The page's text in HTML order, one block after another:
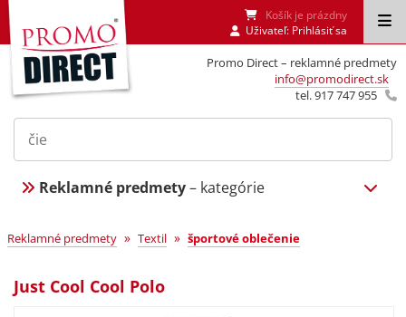
Promo Direct – reklamné predmety
info@promodirect.sk
tel. 917 747 955
Košík je prázdny
Uživateľ: Prihlásiť sa
Reklamné predmety– kategórie
Reklamné predmety » Textil » športové oblečenie
Just Cool Cool Polo